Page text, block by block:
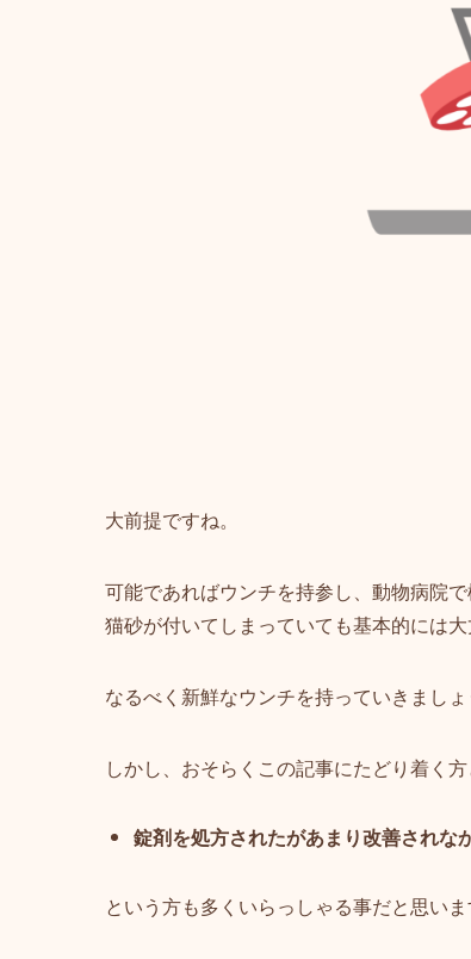
大前提ですね。
可能であればウンチを持参し、動物病院で
猫砂が付いてしまっていても基本的には大
なるべく新鮮なウンチを持っていきましょ
しかし、おそらくこの記事にたどり着く
錠剤を処方されたがあまり改善されな
という方も多くいらっしゃる事だと思いま